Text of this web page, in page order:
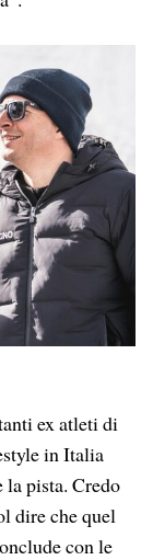
ex atleti di
in Italia
la pista. Credo
dire che quel
con le